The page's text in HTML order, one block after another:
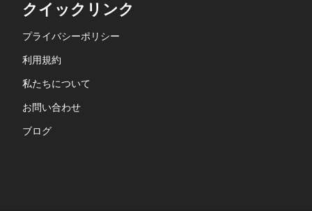
クイックリンク
プライバシーポリシー
利用規約
私たちについて
お問い合わせ
ブログ